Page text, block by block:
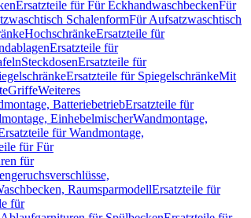
Ersatzteile für Für EckhandwaschbeckenFür
SchalenformFür Aufsatzwaschtisch
HochschränkeErsatzteile für
Ersatzteile für
SteckdosenErsatzteile für
Ersatzteile für SpiegelschränkeMit
GriffeWeiteres
BatteriebetriebErsatzteile für
EinhebelmischerWandmontage,
für Wandmontage,
für Für
für
RaumsparmodellErsatzteile für
für